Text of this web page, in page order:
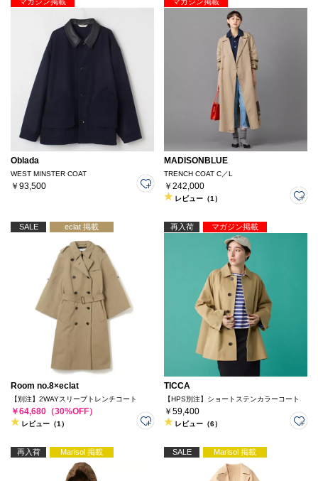
Oblada
WEST MINSTER COAT
￥93,500
MADISONBLUE
TRENCH COAT C／L
￥242,000
レビュー（1）
SALE eclat 掲載
Room no.8×eclat
【別注】2WAYスリーブトレンチコート
￥64,680（30%OFF）
レビュー（1）
再入荷 マガジン掲載
TICCA
【HPS別注】ショートステンカラーコート
￥59,400
レビュー（6）
再入荷 Marisol 掲載 SALE Marisol 掲載